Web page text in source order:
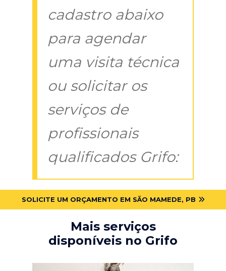
cadastro abaixo
para agendar
uma visita técnica
ou solicitar os
serviços de
profissionais
qualificados Grifo:
SOLICITE UM ORÇAMENTO EM SÃO MAMEDE, PB
Mais serviços
disponíveis no Grifo